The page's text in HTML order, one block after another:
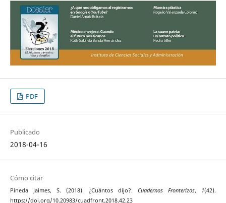
PDF
Publicado
2018-04-16
Cómo citar
Pineda Jaimes, S. (2018). ¿Cuántos dijo?.Cuadernos Fronterizos, 1(42).
https://doi.org/10.20983/cuadfront.2018.42.23